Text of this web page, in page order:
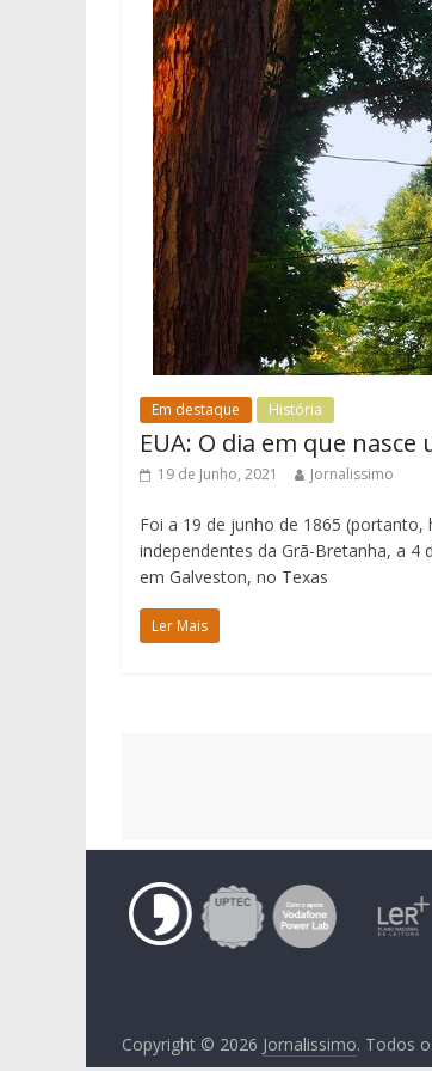
Em destaque História
EUA: O dia em que
19 de Junho, 2021 Jornalissimo
Foi a 19 de junho de 1865
independentes da Grã-Bretanha, a
em Galveston, no Texas
Ler Mais
Copyright © 2026 Jornalissimo. Todos